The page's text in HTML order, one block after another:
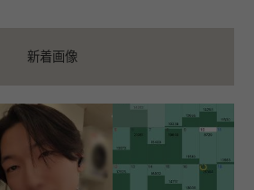
新着画像